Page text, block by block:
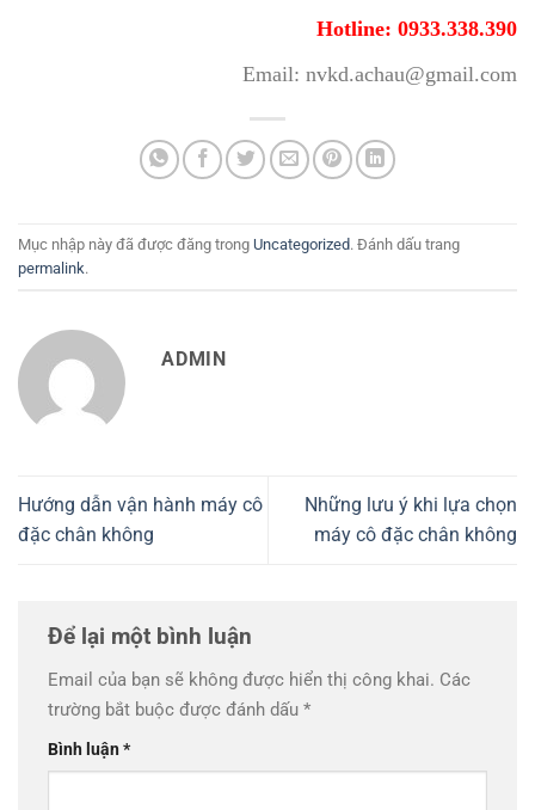
Hotline: 0933.338.390
Email: nvkd.achau@gmail.com
Mục nhập này đã được đăng trong Uncategorized. Đánh dấu trang
permalink.
ADMIN
Hướng dẫn vận hành máy cô
đặc chân không
Những lưu ý khi lựa chọn
máy cô đặc chân không
Để lại một bình luận
Email của bạn sẽ không được hiển thị công khai. Các
trường bắt buộc được đánh dấu *
Bình luận*